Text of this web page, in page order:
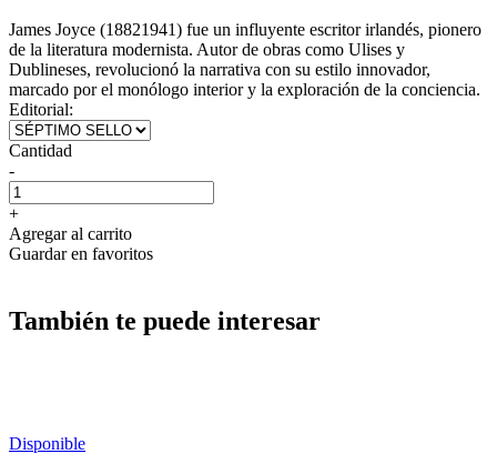
James Joyce (18821941) fue un influyente escritor irlandés, pionero
de la literatura modernista. Autor de obras como Ulises y
Dublineses, revolucionó la narrativa con su estilo innovador,
marcado por el monólogo interior y la exploración de la conciencia.
Editorial:
Cantidad
-
+
Agregar al carrito
Guardar en favoritos
También te puede interesar
Disponible